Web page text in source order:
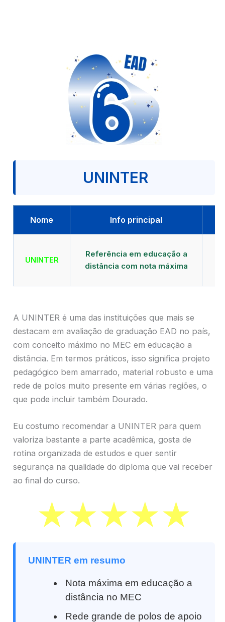
UNINTER
Nome Info principal
UNINTER
Referência em educação a
distância com nota máxima
A UNINTER é uma das instituições que mais se
destacam em avaliação de graduação EAD no país,
com conceito máximo no MEC em educação a
distância. Em termos práticos, isso significa projeto
pedagógico bem amarrado, material robusto e uma
rede de polos muito presente em várias regiões, o
que pode incluir também Dourado.
Eu costumo recomendar a UNINTER para quem
valoriza bastante a parte acadêmica, gosta de
rotina organizada de estudos e quer sentir
segurança na qualidade do diploma que vai receber
ao final do curso.
UNINTER em resumo
Nota máxima em educação a
distância no MEC
Rede grande de polos de apoio